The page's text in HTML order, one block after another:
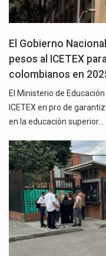
El Gobierno
pesos al ICETEX
colombianos en
El Ministerio de
ICETEX en pro de
en la educación superior…